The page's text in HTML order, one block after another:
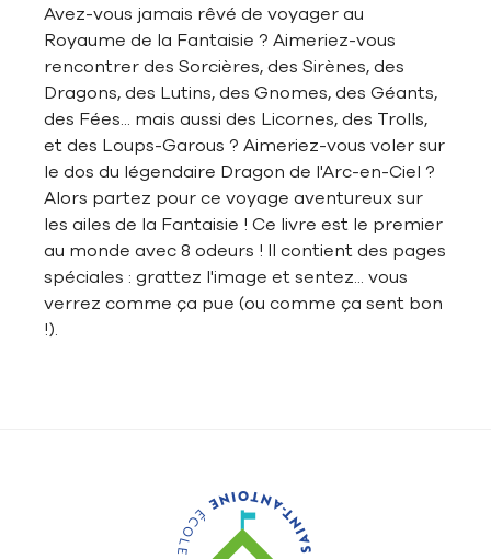
Avez-vous jamais rêvé de voyager au
Royaume de la Fantaisie ? Aimeriez-vous
rencontrer des Sorcières, des Sirènes, des
Dragons, des Lutins, des Gnomes, des Géants,
des Fées... mais aussi des Licornes, des Trolls,
et des Loups-Garous ? Aimeriez-vous voler sur
le dos du légendaire Dragon de l'Arc-en-Ciel ?
Alors partez pour ce voyage aventureux sur
les ailes de la Fantaisie ! Ce livre est le premier
au monde avec 8 odeurs ! Il contient des pages
spéciales : grattez l'image et sentez... vous
verrez comme ça pue (ou comme ça sent bon
!).